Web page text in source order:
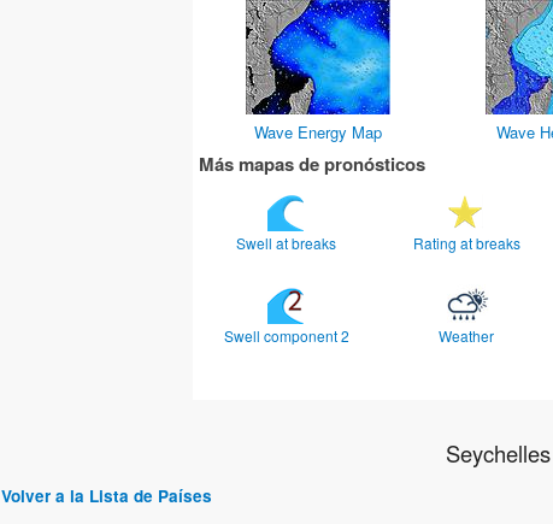
Wave Energy Map Wave
Más mapas de pronósticos
Swell at breaks Rating at breaks
Swell component 2 Weather
Volver a la Lista de Países